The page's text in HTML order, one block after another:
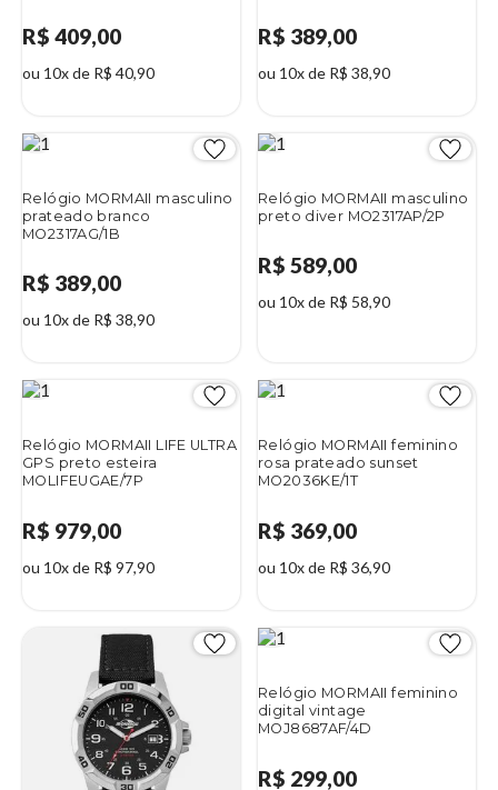
R$ 409,00
ou 10x de R$ 40,90
R$ 389,00
ou 10x de R$ 38,90
Relógio MORMAII masculino
prateado branco
MO2317AG/1B
R$ 389,00
ou 10x de R$ 38,90
Relógio MORMAII masculino
preto diver MO2317AP/2P
R$ 589,00
ou 10x de R$ 58,90
Relógio MORMAII LIFE ULTRA
GPS preto esteira
MOLIFEUGAE/7P
R$ 979,00
ou 10x de R$ 97,90
Relógio MORMAII feminino
rosa prateado sunset
MO2036KE/1T
R$ 369,00
ou 10x de R$ 36,90
Relógio MORMAII feminino
digital vintage
MOJ8687AF/4D
R$ 299,00